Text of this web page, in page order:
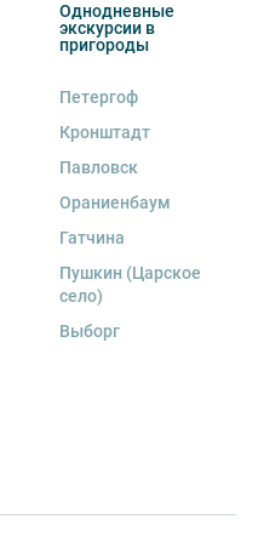
Однодневные
экскурсии в
пригороды
Петергоф
Кронштадт
Павловск
Ораниенбаум
Гатчина
Пушкин (Царское
село)
Выборг